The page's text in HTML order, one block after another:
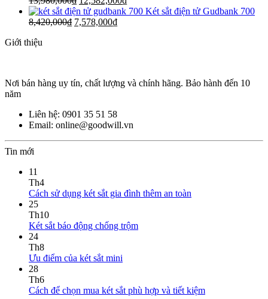
Két sắt điện tử Gudbank 700
8,420,000₫ 7,578,000₫
Giới thiệu
Nơi bán hàng uy tín, chất lượng và chính hãng. Bảo hành đến 10
năm
Liên hệ: 0901 35 51 58
Email: online@goodwill.vn
Tin mới
11
Th4
Cách sử dụng két sắt gia đình thêm an toàn
25
Th10
Két sắt báo động chống trộm
24
Th8
Ưu điểm của két sắt mini
28
Th6
Cách để chọn mua két sắt phù hợp và tiết kiệm